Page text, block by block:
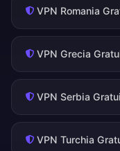
VPN Romania
VPN Grecia
VPN Serbia
VPN Turchia